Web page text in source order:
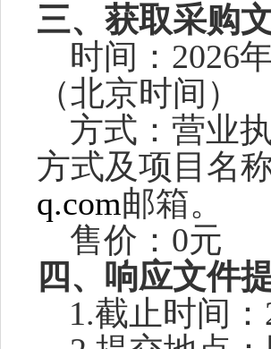
三、获取采购
时间 ： 2026
（北京时间）
方式：营业
方式及项目名
q.com邮箱。
售价： 0元
四、响应文件
1.截止时间：